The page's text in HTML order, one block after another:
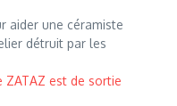
aider une céramiste
détruit par les
ZATAZ est de sortie